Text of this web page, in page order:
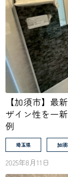
【加須市】最
ザイン性を一
例
埼玉県 加
2025年8月11日